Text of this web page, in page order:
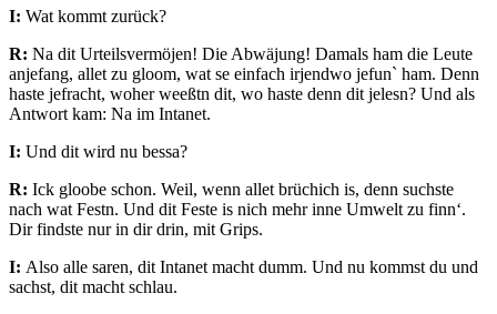
I: Wat kommt zurück?
R: Na dit Urteilsvermöjen! Die Abwäjung! Damals ham die Leute
anjefang, allet zu gloom, wat se einfach irjendwo jefun` ham. Denn
haste jefracht, woher weeßtn dit, wo haste denn dit jelesn? Und als
Antwort kam: Na im Intanet.
I: Und dit wird nu bessa?
R: Ick gloobe schon. Weil, wenn allet brüchich is, denn suchste
nach wat Festn. Und dit Feste is nich mehr inne Umwelt zu finn‘.
Dir findste nur in dir drin, mit Grips.
I: Also alle saren, dit Intanet macht dumm. Und nu kommst du und
sachst, dit macht schlau.